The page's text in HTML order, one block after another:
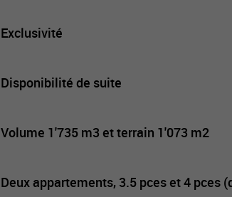
Exclusivité
Disponibilité de suite
Volume 1'735 m3 et terrain 1'073 m2
Deux appartements, 3.5 pces et 4 pces